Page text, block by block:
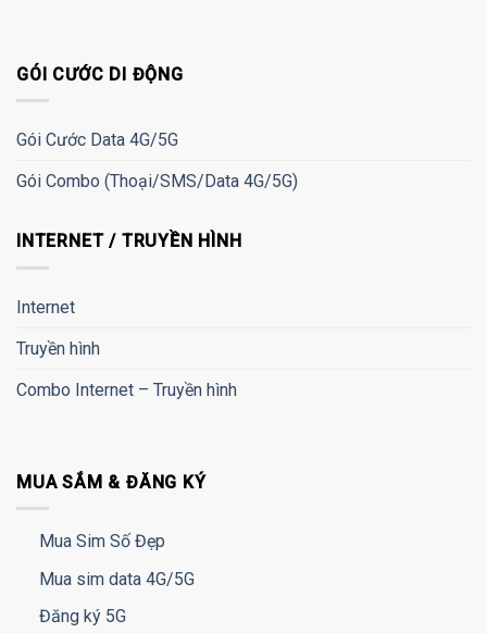
GÓI CƯỚC DI ĐỘNG
Gói Cước Data 4G/5G
Gói Combo (Thoại/SMS/Data 4G/5G)
INTERNET / TRUYỀN HÌNH
Internet
Truyền hình
Combo Internet – Truyền hình
MUA SẮM & ĐĂNG KÝ
Mua Sim Số Đẹp
Mua sim data 4G/5G
Đăng ký 5G